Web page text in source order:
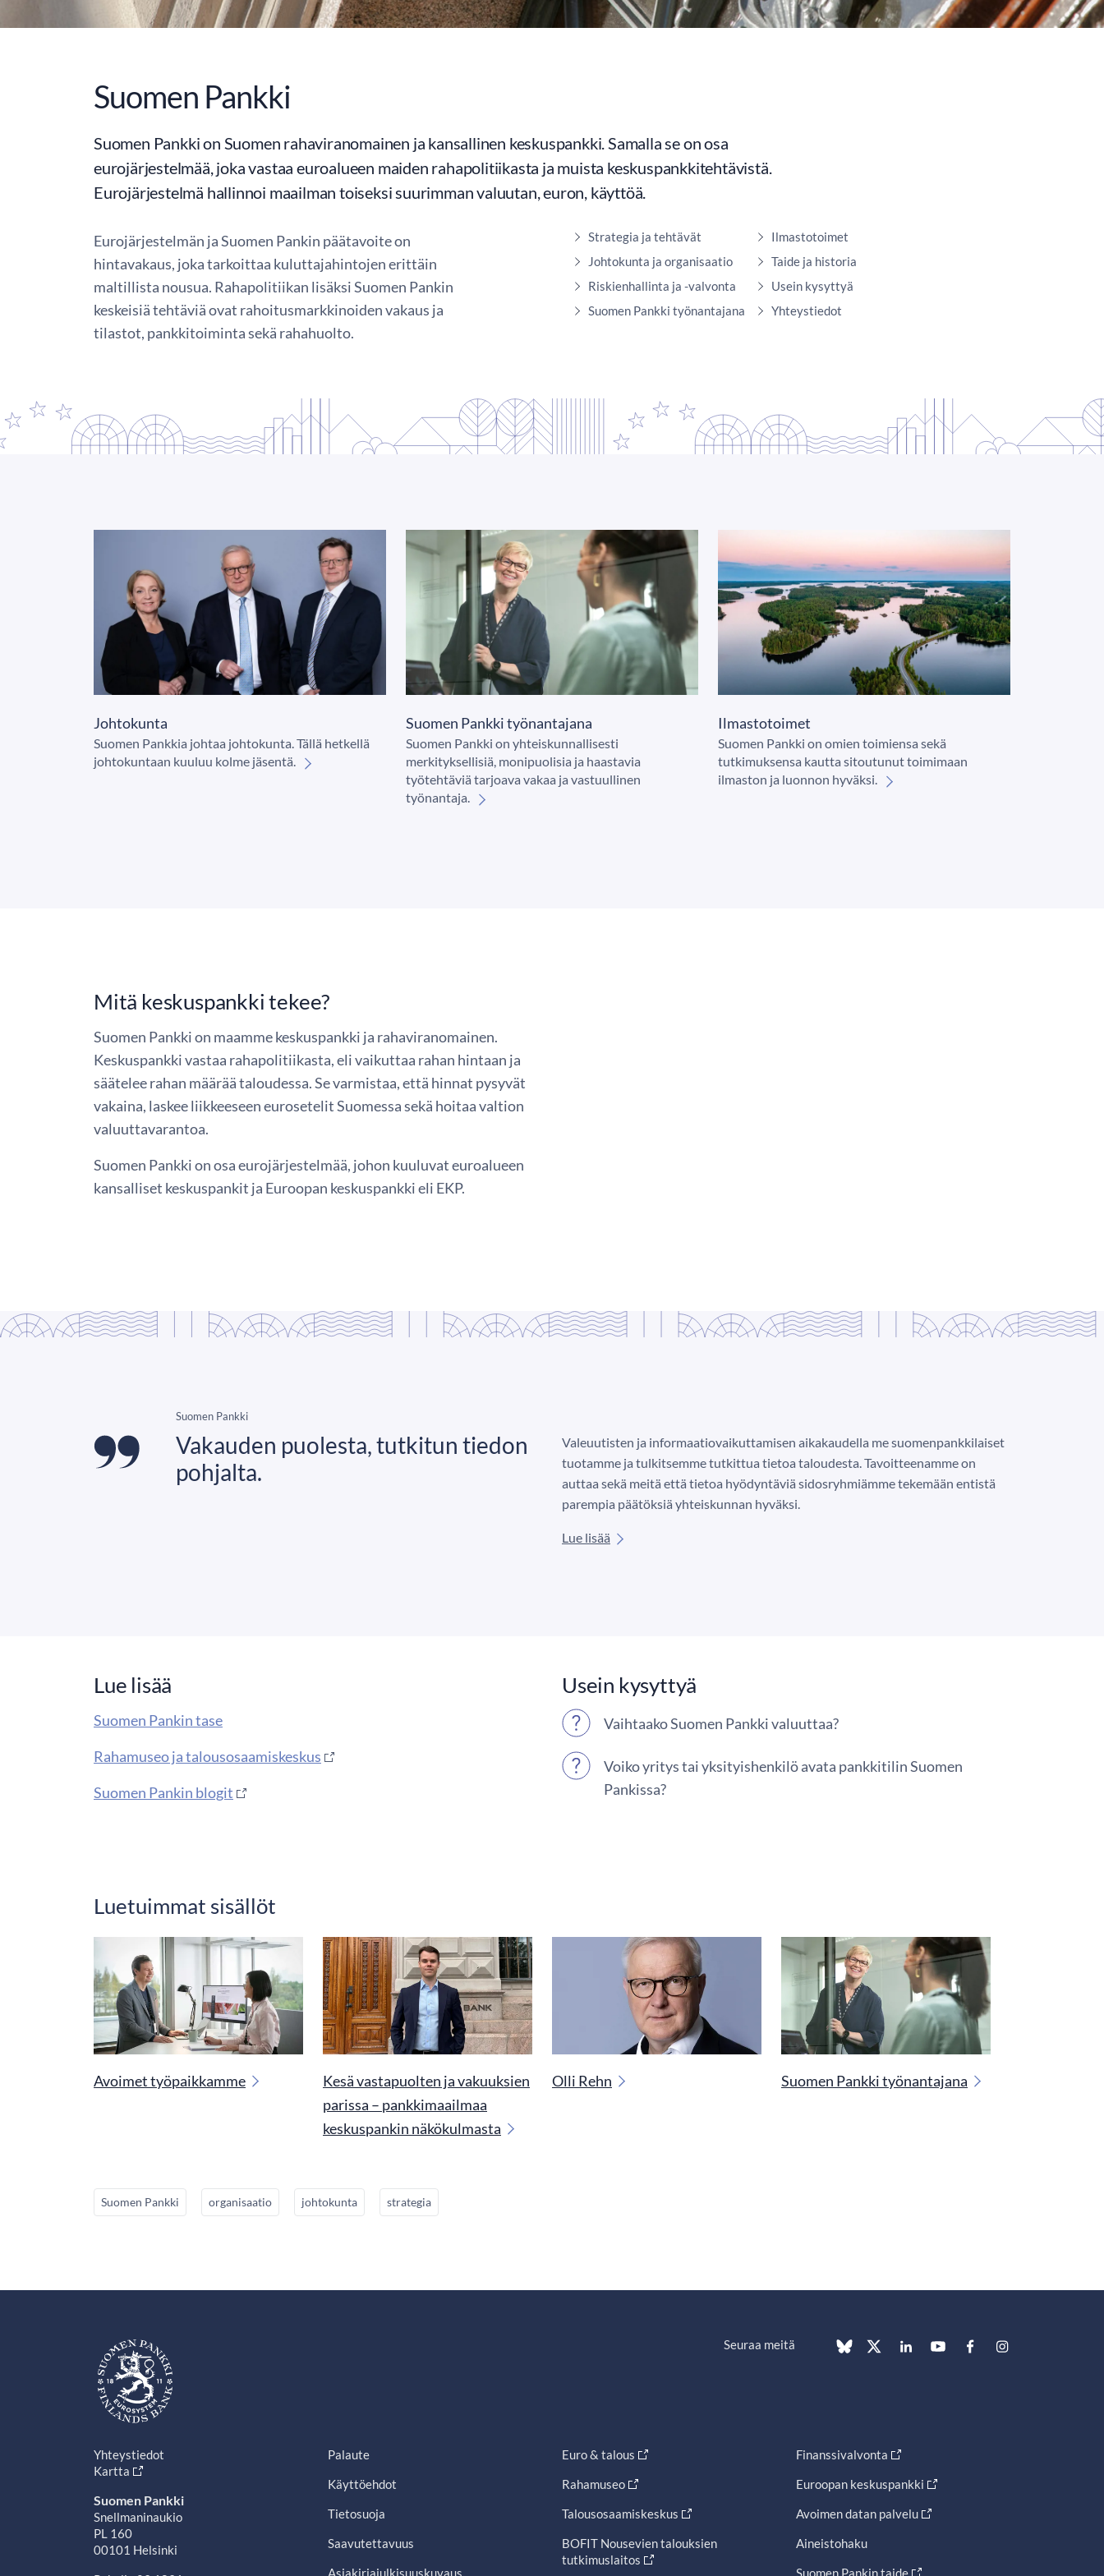
Suomen Pankki
Suomen Pankki on Suomen rahaviranomainen ja kansallinen keskuspankki. Samalla se on osa
eurojärjestelmää, joka vastaa euroalueen maiden rahapolitiikasta ja muista keskuspankkitehtävistä.
Eurojärjestelmä hallinnoi maailman toiseksi suurimman valuutan, euron, käyttöä.
Eurojärjestelmän ja Suomen Pankin päätavoite on
hintavakaus, joka tarkoittaa kuluttajahintojen erittäin
maltillista nousua. Rahapolitiikan lisäksi Suomen Pankin
keskeisiä tehtäviä ovat rahoitusmarkkinoiden vakaus ja
tilastot, pankkitoiminta sekä rahahuolto.
Strategia ja tehtävät
Johtokunta ja organisaatio
Riskienhallinta ja -valvonta
Suomen Pankki työnantajana
Ilmastotoimet
Taide ja historia
Usein kysyttyä
Yhteystiedot
Johtokunta
Suomen Pankkia johtaa johtokunta. Tällä hetkellä
johtokuntaan kuuluu kolme jäsentä.
Suomen Pankki työnantajana
Suomen Pankki on yhteiskunnallisesti
merkityksellisiä, monipuolisia ja haastavia
työtehtäviä tarjoava vakaa ja vastuullinen
työnantaja.
Ilmastotoimet
Suomen Pankki on omien toimiensa sekä
tutkimuksensa kautta sitoutunut toimimaan
ilmaston ja luonnon hyväksi.
Mitä keskuspankki tekee?
Suomen Pankki on maamme keskuspankki ja rahaviranomainen.
Keskuspankki vastaa rahapolitiikasta, eli vaikuttaa rahan hintaan ja
säätelee rahan määrää taloudessa. Se varmistaa, että hinnat pysyvät
vakaina, laskee liikkeeseen eurosetelit Suomessa sekä hoitaa valtion
valuuttavarantoa.
Suomen Pankki on osa eurojärjestelmää, johon kuuluvat euroalueen
kansalliset keskuspankit ja Euroopan keskuspankki eli EKP.
Suomen Pankki
Vakauden puolesta, tutkitun tiedon
pohjalta.
Valeuutisten ja informaatiovaikuttamisen aikakaudella me suomenpankkilaiset
tuotamme ja tulkitsemme tutkittua tietoa taloudesta. Tavoitteenamme on
auttaa sekä meitä että tietoa hyödyntäviä sidosryhmiämme tekemään entistä
parempia päätöksiä yhteiskunnan hyväksi.
Lue lisää
Lue lisää
Suomen Pankin tase
Rahamuseo ja talousosaamiskeskus
Suomen Pankin blogit
Usein kysyttyä
Vaihtaako Suomen Pankki valuuttaa?
Voiko yritys tai yksityishenkilö avata pankkitilin Suomen
Pankissa?
Luetuimmat sisällöt
Avoimet työpaikkamme
Kesä vastapuolten ja vakuuksien
parissa – pankkimaailmaa
keskuspankin näkökulmasta
Olli Rehn Suomen Pankki työnantajana
Suomen Pankki organisaatio johtokunta strategia
Seuraa meitä
Yhteystiedot
Kartta
Suomen Pankki
Snellmaninaukio
PL 160
00101 Helsinki
Palaute
Käyttöehdot
Tietosuoja
Saavutettavuus
Asiakirjajulkisuuskuvaus
Euro & talous
Rahamuseo
Talousosaamiskeskus
BOFIT Nousevien talouksien
tutkimuslaitos
Finanssivalvonta
Euroopan keskuspankki
Avoimen datan palvelu
Aineistohaku
Suomen Pankin taide